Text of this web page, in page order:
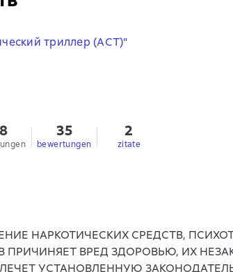
триллер (АСТ)"
35
bewertungen
2
zitate
НАРКОТИЧЕСКИХ СРЕДСТВ,
ПРИЧИНЯЕТ ВРЕД ЗДОРОВЬЮ, ИХ
УСТАНОВЛЕННУЮ